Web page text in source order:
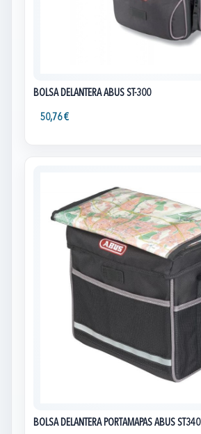
BOLSA DELANTERA ABUS ST-300
50,76 €
BOLSA DELANTERA PORTAMAPAS ABUS ST340